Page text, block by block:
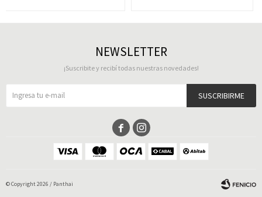
NEWSLETTER
¡Suscribite y recibí todas nuestras novedades!
SUSCRIBIRME
 
© Copyright 2026 / Panthai